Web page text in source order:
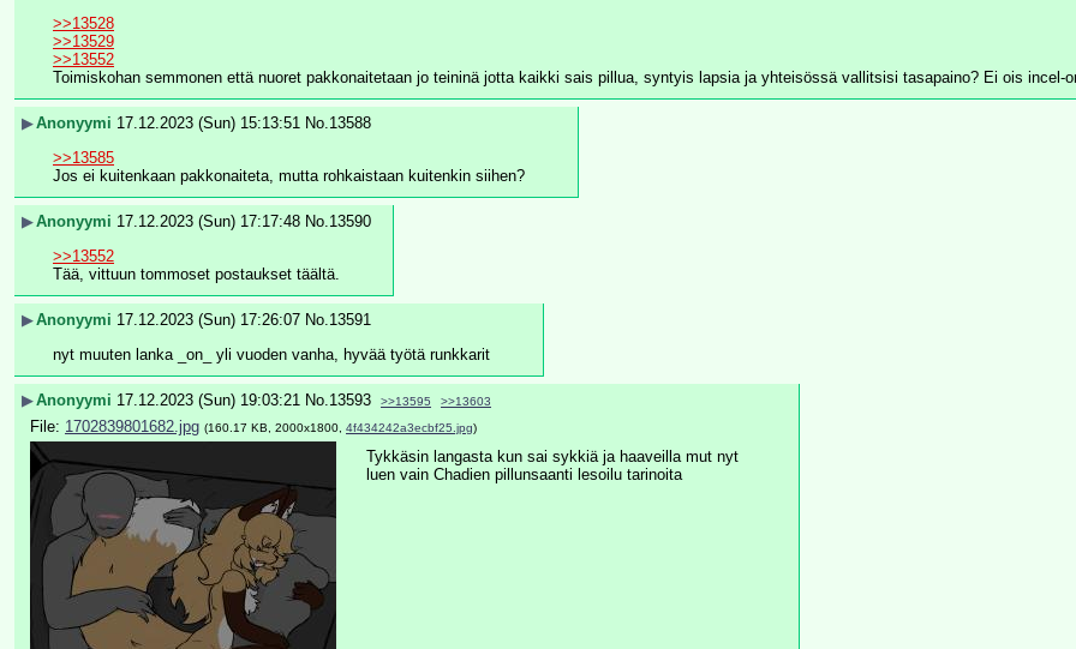
>>13528
>>13529
>>13552
Toimiskohan semmonen että nuoret pakkonaitetaan jo teininä jotta kaikki sais pillua, syntyis lapsia ja yhteisössä vallitsisi tasapaino? Ei ois incel-
▶Anonyymi 17.12.2023 (Sun) 15:13:51 No.13588
>>13585
Jos ei kuitenkaan pakkonaiteta, mutta rohkaistaan kuitenkin siihen?
▶Anonyymi 17.12.2023 (Sun) 17:17:48 No.13590
>>13552
Tää, vittuun tommoset postaukset täältä.
▶Anonyymi 17.12.2023 (Sun) 17:26:07 No.13591
nyt muuten lanka _on_ yli vuoden vanha, hyvää työtä runkkarit
▶Anonyymi 17.12.2023 (Sun) 19:03:21 No.13593 >>13595 >>13603
File: 1702839801682.jpg (160.17 KB, 2000x1800, 4f434242a3ecbf25.jpg)
Tykkäsin langasta kun sai sykkiä ja haaveilla mut nyt
luen vain Chadien pillunsaanti lesoilu tarinoita